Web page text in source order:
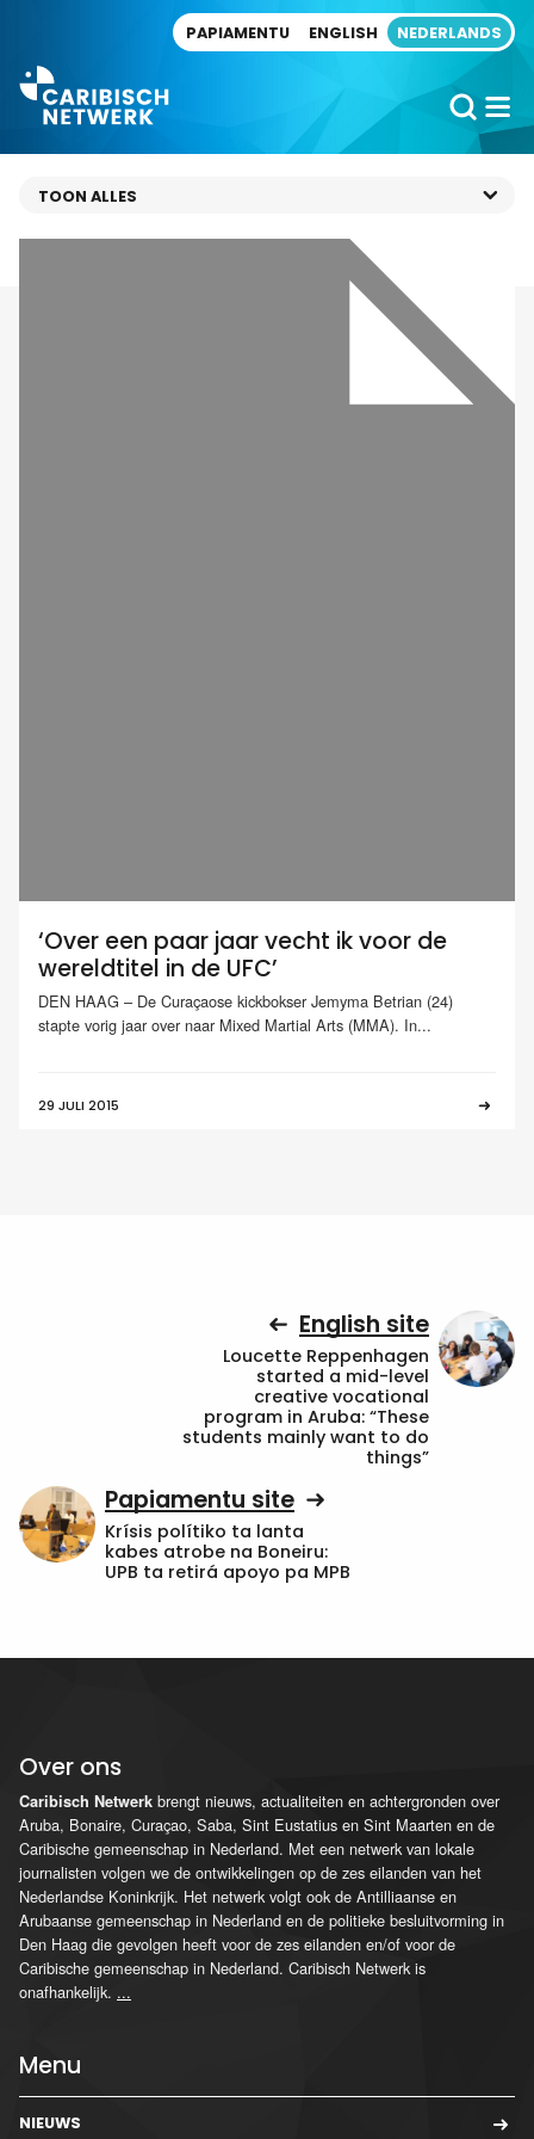
PAPIAMENTU ENGLISH NEDERLANDS
‘Over een paar jaar vecht ik voor de
wereldtitel in de UFC’
DEN HAAG – De Curaçaose kickbokser Jemyma Betrian (24)
stapte vorig jaar over naar Mixed Martial Arts (MMA). In...
29 JULI 2015
English site
Loucette Reppenhagen
started a mid-level
creative vocational
program in Aruba: “These
students mainly want to do
things”
Papiamentu site
Krísis polítiko ta lanta
kabes atrobe na Boneiru:
UPB ta retirá apoyo pa MPB
Over ons
Caribisch Netwerk brengt nieuws, actualiteiten en achtergronden over
Aruba, Bonaire, Curaçao, Saba, Sint Eustatius en Sint Maarten en de
Caribische gemeenschap in Nederland. Met een netwerk van lokale
journalisten volgen we de ontwikkelingen op de zes eilanden van het
Nederlandse Koninkrijk. Het netwerk volgt ook de Antilliaanse en
Arubaanse gemeenschap in Nederland en de politieke besluitvorming in
Den Haag die gevolgen heeft voor de zes eilanden en/of voor de
Caribische gemeenschap in Nederland. Caribisch Netwerk is
onafhankelijk. ...
Menu
NIEUWS